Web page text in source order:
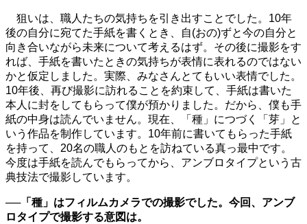
狙いは、職人たちの気持ちを引き出すことでした。10年
後の自分に宛てた手紙を書くとき、自(おの)ずと今の自分と
向き合いながら未来について考えるはず。その後に撮影をす
れば、手紙を書いたときの気持ちが表情に表れるのではない
かと仮定しました。実際、みなさんとてもいい表情でした。
10年後、再び撮影に訪れることを約束して、手紙は書いた
本人に封をしてもらって僕が預かりました。だから、僕も手
紙の中身は読んでいません。現在、「種」につづく「芽」と
いう作品を制作しています。10年前に書いてもらった手紙
を持って、20名の職人のもとを訪ねている真っ最中です。
今度は手紙を読んでもらってから、アンブロタイプという古
典技法で撮影しています。
──「種」はフィルムカメラでの撮影でした。今回、アンブ
ロタイプで撮影する意図は。